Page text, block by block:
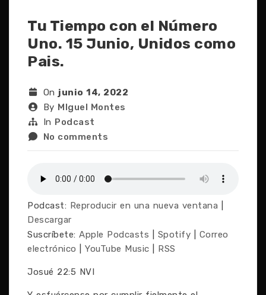
Tu Tiempo con el Número
Uno. 15 Junio, Unidos como
Pais.
On junio 14, 2022
By MIguel Montes
In Podcast
No comments
Podcast: Reproducir en una nueva ventana
Descargar
Suscríbete: Apple Podcasts Spotify
Correo
electrónico
YouTube Music RSS
Josué 22:5 NVI